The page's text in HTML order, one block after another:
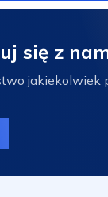
się z
jakiekolwiek